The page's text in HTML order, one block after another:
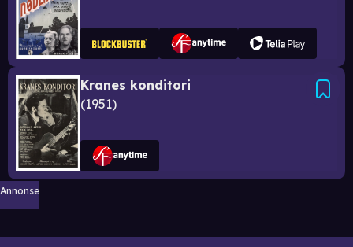
Kranes konditori
1951
Annonse